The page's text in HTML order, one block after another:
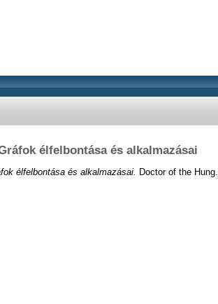
élfelbontása és alkalmazásai
élfelbontása és alkalmazásai. Doctor of the Hung.